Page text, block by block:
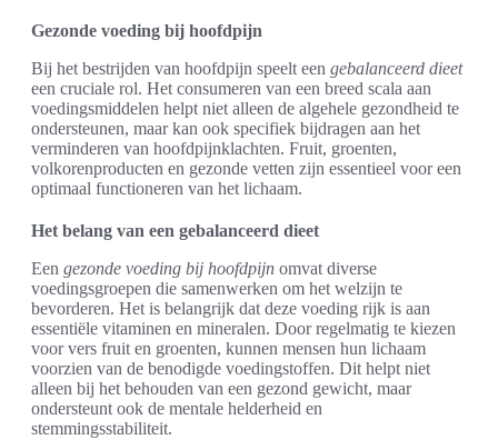
Gezonde voeding bij hoofdpijn
Bij het bestrijden van hoofdpijn speelt een gebalanceerd dieet
een cruciale rol. Het consumeren van een breed scala aan
voedingsmiddelen helpt niet alleen de algehele gezondheid te
ondersteunen, maar kan ook specifiek bijdragen aan het
verminderen van hoofdpijnklachten. Fruit, groenten,
volkorenproducten en gezonde vetten zijn essentieel voor een
optimaal functioneren van het lichaam.
Het belang van een gebalanceerd dieet
Een gezonde voeding bij hoofdpijn omvat diverse
voedingsgroepen die samenwerken om het welzijn te
bevorderen. Het is belangrijk dat deze voeding rijk is aan
essentiële vitaminen en mineralen. Door regelmatig te kiezen
voor vers fruit en groenten, kunnen mensen hun lichaam
voorzien van de benodigde voedingstoffen. Dit helpt niet
alleen bij het behouden van een gezond gewicht, maar
ondersteunt ook de mentale helderheid en
stemmingsstabiliteit.